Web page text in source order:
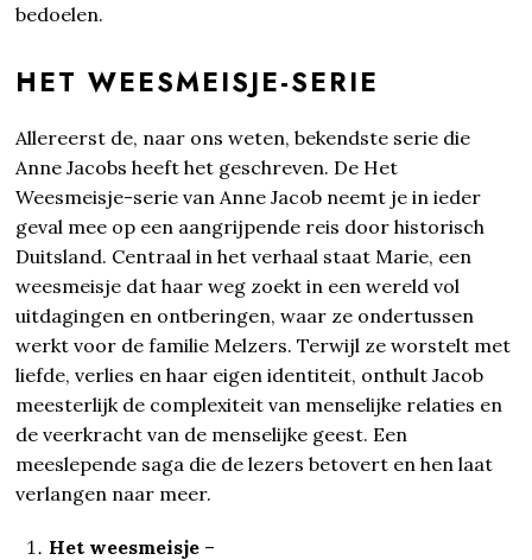
bedoelen.
HET WEESMEISJE-SERIE
Allereerst de, naar ons weten, bekendste serie die
Anne Jacobs heeft het geschreven. De Het
Weesmeisje-serie van Anne Jacob neemt je in ieder
geval mee op een aangrijpende reis door historisch
Duitsland. Centraal in het verhaal staat Marie, een
weesmeisje dat haar weg zoekt in een wereld vol
uitdagingen en ontberingen, waar ze ondertussen
werkt voor de familie Melzers. Terwijl ze worstelt met
liefde, verlies en haar eigen identiteit, onthult Jacob
meesterlijk de complexiteit van menselijke relaties en
de veerkracht van de menselijke geest. Een
meeslepende saga die de lezers betovert en hen laat
verlangen naar meer.
Het weesmeisje –